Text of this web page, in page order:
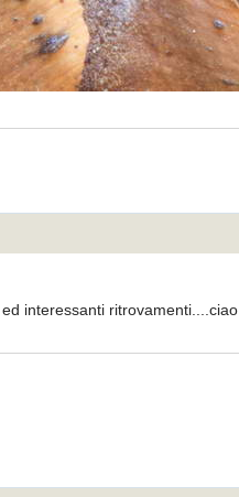
interessanti ritrovamenti....ciao